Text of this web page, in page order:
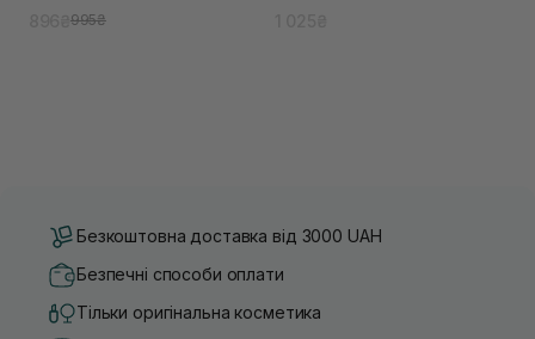
ефектом995₴
Безкоштовна доставка від 3000 UAH
Безпечні способи оплати
Тільки оригінальна косметика